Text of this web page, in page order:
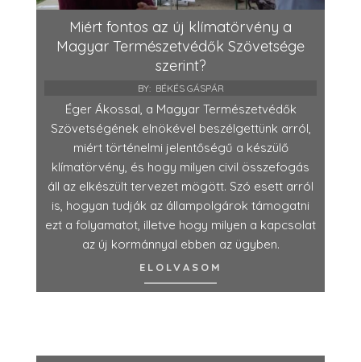
Miért fontos az új klímatörvény a
Magyar Természetvédők Szövetsége
szerint?
BY: BÉKÉS GÁSPÁR
Éger Ákossal, a Magyar Természetvédők
Szövetségének elnökével beszélgettünk arról,
miért történelmi jelentőségű a készülő
klímatörvény, és hogy milyen civil összefogás
áll az elkészült tervezet mögött. Szó esett arról
is, hogyan tudják az állampolgárok támogatni
ezt a folyamatot, illetve hogy milyen a kapcsolat
az új kormánnyal ebben az ügyben.
ELOLVASOM